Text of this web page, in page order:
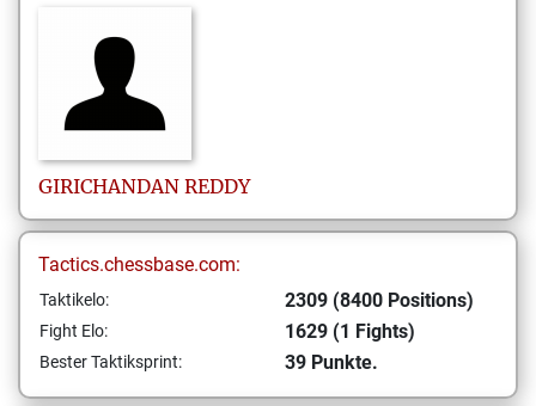
GIRICHANDAN REDDY
Tactics.chessbase.com:
Taktikelo: 2309 (8400 Positions)
Fight Elo: 1629 (1 Fights)
Bester Taktiksprint: 39 Punkte.